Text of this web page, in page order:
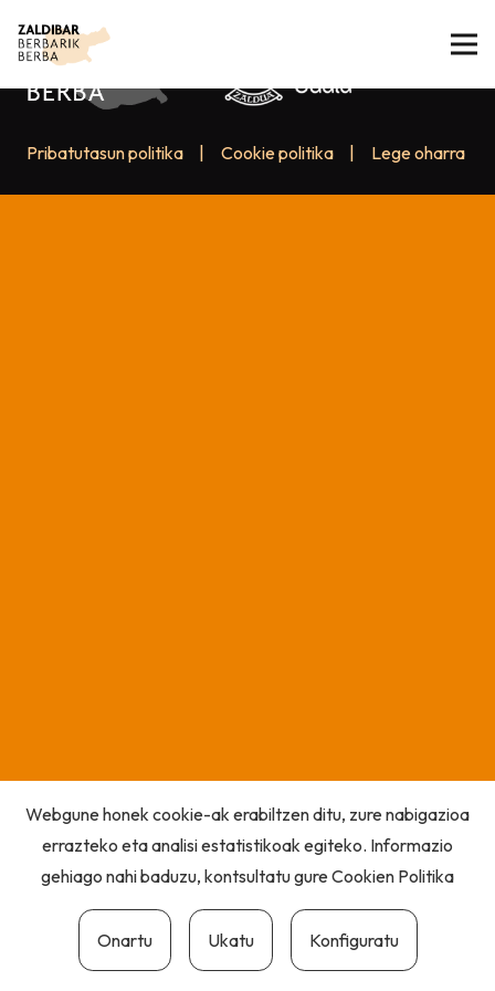
Pribatutasun politika Cookie politika Lege oharra
Webgune honek cookie-ak erabiltzen ditu, zure nabigazioa
errazteko eta analisi estatistikoak egiteko. Informazio
gehiago nahi baduzu, kontsultatu gureCookien Politika
Onartu Ukatu Konfiguratu